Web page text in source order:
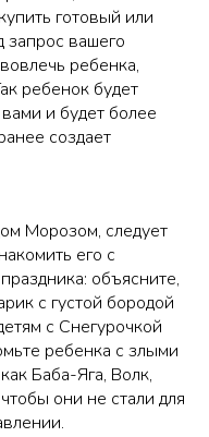
готовый или
запрос вашего
ребенка,
ребенок будет
и будет более
создает
Морозом, следует
его с
объясните,
с густой бородой
с Снегурочкой
ребенка с злыми
Баба-Яга, Волк,
они не стали для